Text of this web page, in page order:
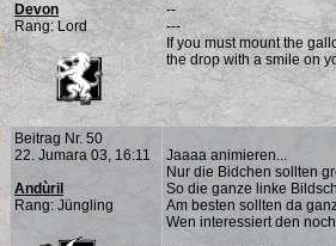
Devon
Rang: Lord
--
---
If you must mount the
the drop with a smile on
Beitrag Nr. 50
22. Jumara 03, 16:11
Andùril
Rang: Jüngling
Jaaaa animieren...
Nur die Bidchen sollten
So die ganze linke
Am besten sollten da
Wen interessiert den